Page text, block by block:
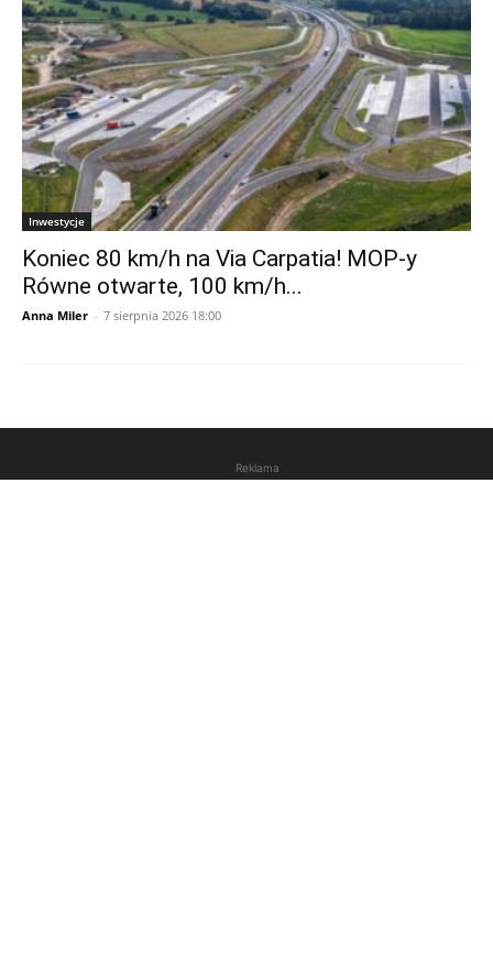
Inwestycje
Koniec 80 km/h na Via Carpatia! MOP-y
Równe otwarte, 100 km/h...
Anna Miler - 7 sierpnia 2026 18:00
Reklama